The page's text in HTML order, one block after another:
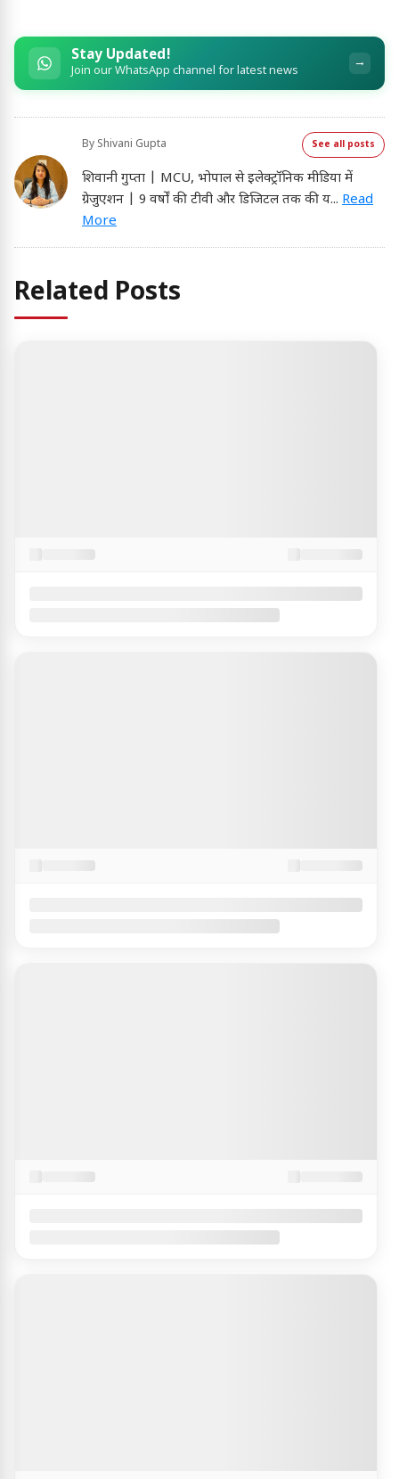
Stay Updated!
Join our WhatsApp channel for latest news →
By Shivani Gupta See all posts
शिवानी गुप्ता | MCU, भोपाल से इलेक्ट्रॉनिक मीडिया में
ग्रेजुएशन | 9 वर्षों की टीवी और डिजिटल तक की य... Read
More
Related Posts